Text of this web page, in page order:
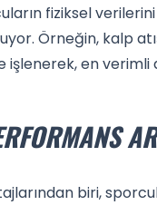
fiziksel
Örneğin, kalp
işlenerek, en
biri,